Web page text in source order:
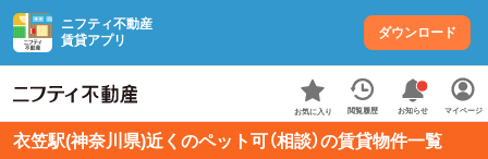
ニフティ不動産
賃貸アプリ
ダウンロード
お気に入り 閲覧履歴 お知らせ マイページ
衣笠駅(神奈川県)近くのペット可（相談）の賃貸物件一覧